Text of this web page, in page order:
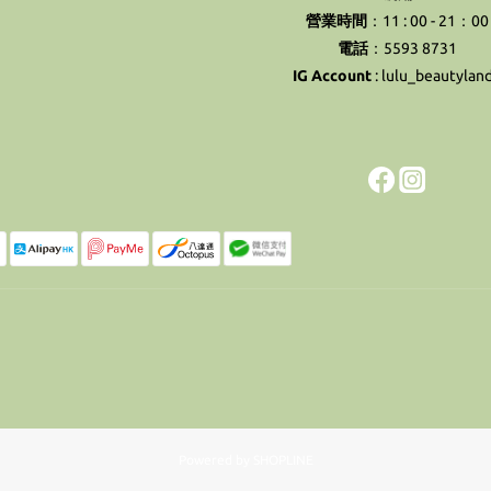
營業時間 ：11 : 00 - 21：00
電話：5593 8731
IG Account :